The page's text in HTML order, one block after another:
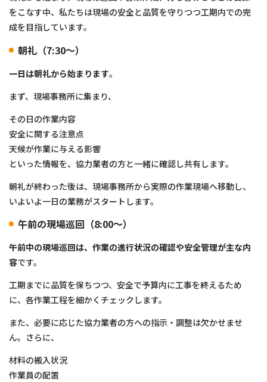
をこなす中、私たちは現場の安全と品質を守りつつ工期内での完
成を目指しています。
朝礼（7:30〜）
一日は朝礼から始まります。
まず、現場事務所に集まり、
その日の作業内容
安全に関する注意点
天候が作業に与える影響
といった情報を、協力業者の方と一緒に確認し共有します。
朝礼が終わった後は、現場事務所から実際の作業現場へ移動し、
いよいよ一日の業務がスタートします。
午前の現場巡回（8:00〜）
午前中の現場巡回は、作業の進行状況の確認や安全管理が主な内
容です。
工期までに品質を保ちつつ、安全で予算内に工事を終えるため
に、各作業工程を細かくチェックします。
また、必要に応じた協力業者の方への指示・調整は欠かせませ
ん。さらに、
材料の搬入状況
作業員の配置